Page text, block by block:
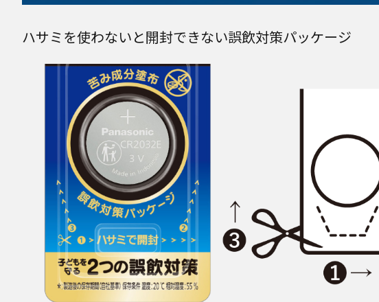
ハサミを使わないと開封できない誤飲対策パッケージ